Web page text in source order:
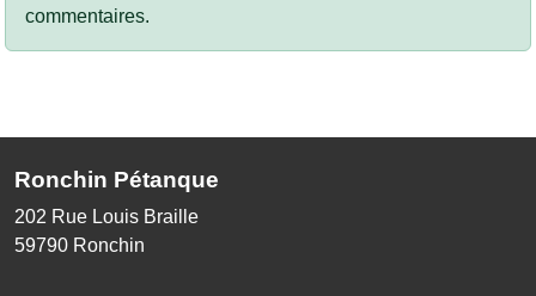
commentaires.
Ronchin Pétanque
202 Rue Louis Braille
59790 Ronchin